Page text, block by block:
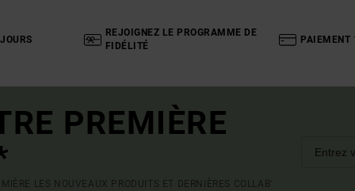
REJOIGNEZ LE PROGRAMME DE
FIDÉLITÉ
PAIEMENT
PREMIÈRE
LES NOUVEAUX PRODUITS ET DERNIÈRES COLLAB'